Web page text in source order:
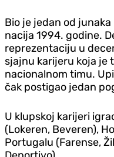
Bio je jedan od
nacija 1994. godine.
reprezentaciju u
sjajnu karijeru koja je
nacionalnom timu.
čak postigao jedan
U klupskoj karijeri
(Lokeren, Beveren),
Portugalu (Farense,